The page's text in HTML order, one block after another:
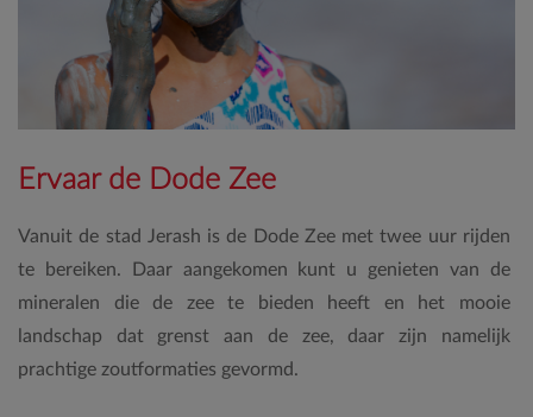
Ervaar de Dode Zee
Vanuit de stad Jerash is de Dode Zee met twee uur rijden
te bereiken. Daar aangekomen kunt u genieten van de
mineralen die de zee te bieden heeft en het mooie
landschap dat grenst aan de zee, daar zijn namelijk
prachtige zoutformaties gevormd.